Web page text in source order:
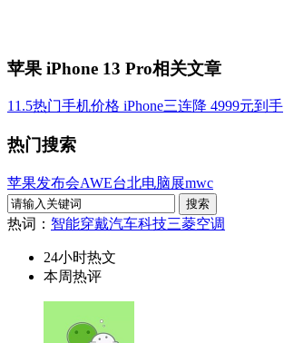
苹果 iPhone 13 Pro相关文章
11.5热门手机价格 iPhone三连降 4999元到手
热门搜索
苹果发布会AWE台北电脑展mwc
热词： 智能穿戴汽车科技三菱空调
24小时热文
本周热评